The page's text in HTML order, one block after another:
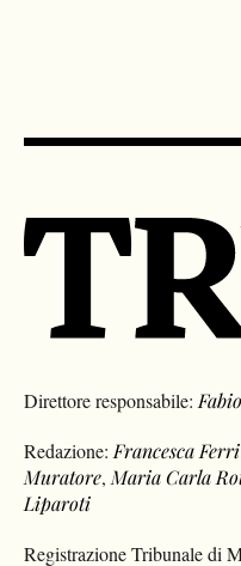
Direttore responsabile:
Redazione: Francesca Ferri
Muratore Maria Carla
Liparoti
Registrazione Tribunale di